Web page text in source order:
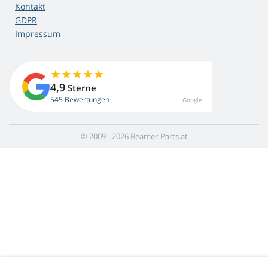
Kontakt
GDPR
Impressum
4,9 Sterne
545 Bewertungen Google
© 2009 - 2026 Beamer-Parts.at